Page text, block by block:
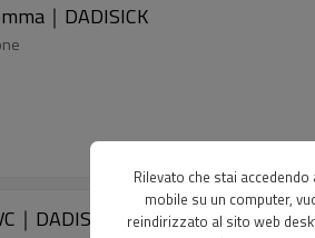
｜DADISICK
DADISICK
Rilevato che stai
mobile su un computer,
reindirizzato al sito web